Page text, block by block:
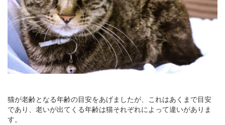
猫が老齢となる年齢の目安をあげましたが、これはあくまで目安
であり、老いが出てくる年齢は猫それぞれによって違いがありま
す。